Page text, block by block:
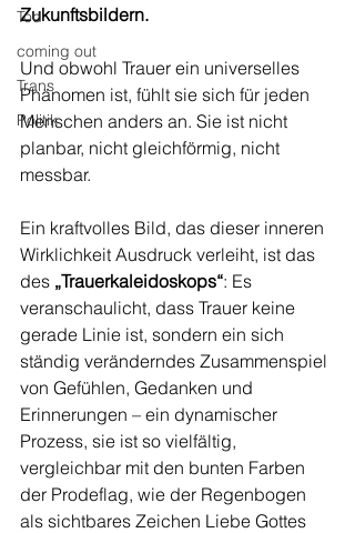
Tod
coming out
Trans
Politik
Zukunftsbildern.
Und obwohl Trauer ein universelles
Phänomen ist, fühlt sie sich für jeden
Menschen anders an. Sie ist nicht
planbar, nicht gleichförmig, nicht
messbar.
Ein kraftvolles Bild, das dieser inneren
Wirklichkeit Ausdruck verleiht, ist das
des „Trauerkaleidoskops“: Es
veranschaulicht, dass Trauer keine
gerade Linie ist, sondern ein sich
ständig veränderndes Zusammenspiel
von Gefühlen, Gedanken und
Erinnerungen – ein dynamischer
Prozess, sie ist so vielfältig,
vergleichbar mit den bunten Farben
der Prodeflag, wie der Regenbogen
als sichtbares Zeichen Liebe Gottes